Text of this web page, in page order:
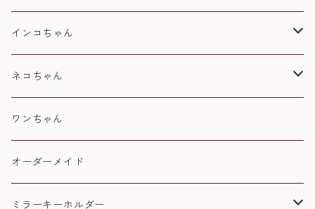
インコちゃん
オカメインコ
コザクラインコ
セキセイインコ
文鳥
ネコちゃん
白
黒
ハチワレ
ワンちゃん
オーダーメイド
ミラーキーホルダー